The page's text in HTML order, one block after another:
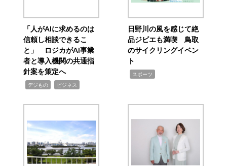
「人がAIに求めるのは
信頼し相談できるこ
と」 ロジカがAI事業
者と導入機関の共通指
針案を策定へ
デジもの ビジネス
日野川の風を感じて絶
品ジビエも満喫 鳥取
のサイクリングイベン
ト
スポーツ